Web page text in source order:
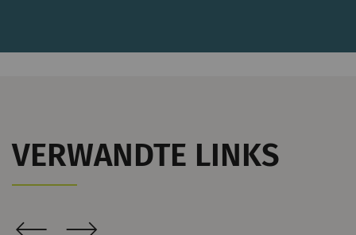
VERWANDTE LINKS